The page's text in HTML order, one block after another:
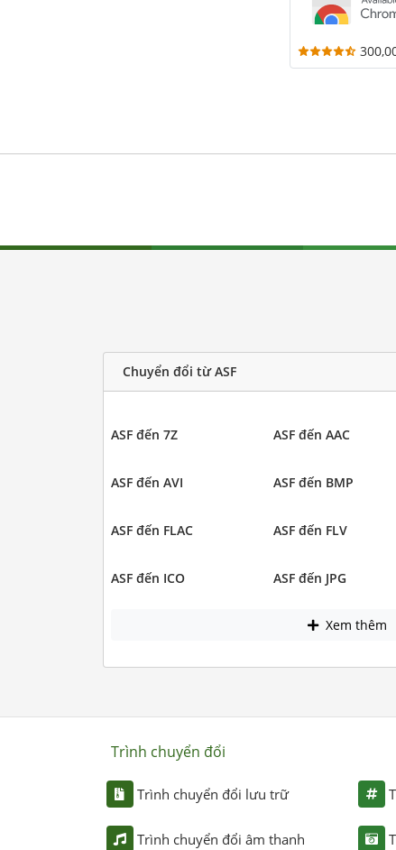
Chuyển đổi từ ASF
ASF đến 7Z ASF đến AAC
ASF đến AVI ASF đến BMP
ASF đến FLAC ASF đến FLV
ASF đến ICO ASF đến JPG
Xem thêm
Trình chuyển đổi
Trình chuyển đổi lưu trữ
Trình chuyển đổi âm thanh